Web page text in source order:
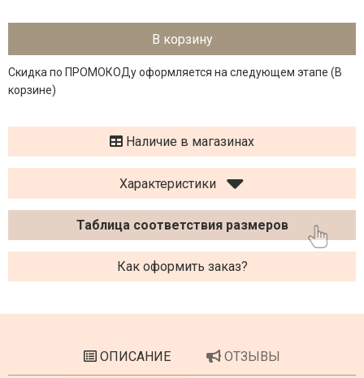
В корзину
Скидка по ПРОМОКОДу оформляется на следующем этапе (В
корзине)
Наличие в магазинах
Характеристики
Таблица соответствия размеров
Как оформить заказ?
ОПИСАНИЕ ОТЗЫВЫ